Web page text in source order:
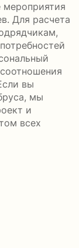
мероприятия
Для расчета
вы
мы
и
всех